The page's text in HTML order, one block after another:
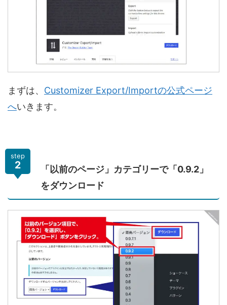
まずは、 Customizer Export/Importの公式ページ
へいきます。
step
2
「以前のページ」カテゴリーで「0.9.2」
をダウンロード